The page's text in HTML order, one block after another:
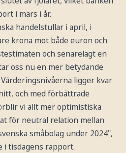
i mars i år.
handelstullar i april, i
krona mot både euron och
och senarelagt en
oss nu en mer betydande
ligger kvar
och med förbättrade
vi allt mer optimistiska
för neutral relation mellan
småbolag under 2024",
i tisdagens rapport.